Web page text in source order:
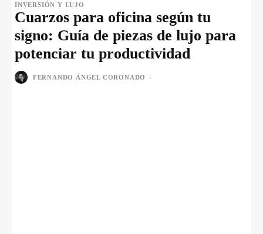
INVERSIÓN Y LUJO
Cuarzos para oficina según tu
signo: Guía de piezas de lujo para
potenciar tu productividad
FERNANDO ÁNGEL CORONADO -